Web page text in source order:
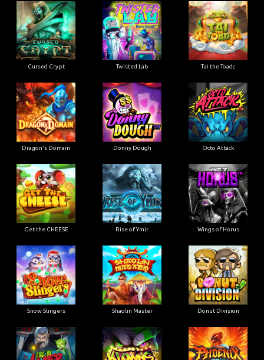
Cursed Crypt Twisted Lab Tai the Toadc
Dragon's Domain Donny Dough Octo Attack
Get the CHEESE Rise of Ymir Wings of Horus
Snow Slingers Shaolin Master Donut Division